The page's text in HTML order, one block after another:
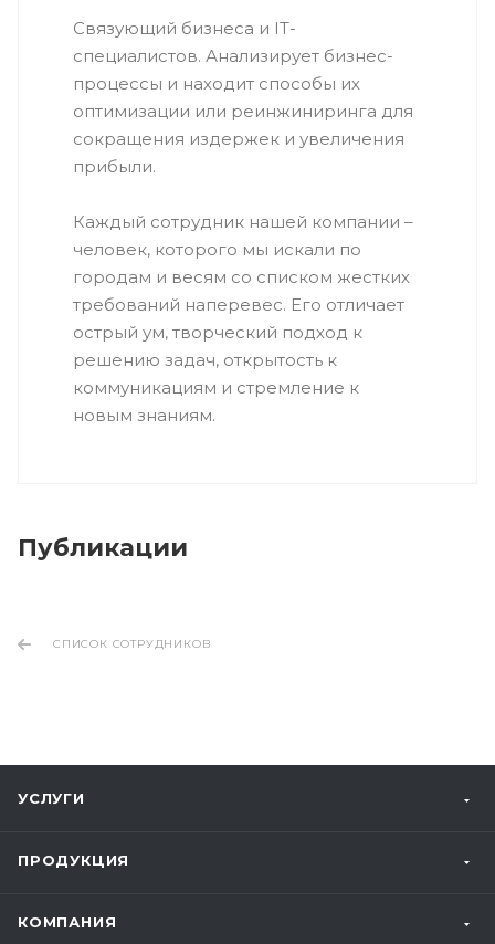
Связующий бизнеса и IT-
специалистов. Анализирует бизнес-
процессы и находит способы их
оптимизации или реинжиниринга для
сокращения издержек и увеличения
прибыли.
Каждый сотрудник нашей компании –
человек, которого мы искали по
городам и весям со списком жестких
требований наперевес. Его отличает
острый ум, творческий подход к
решению задач, открытость к
коммуникациям и стремление к
новым знаниям.
Публикации
СПИСОК СОТРУДНИКОВ
УСЛУГИ
ПРОДУКЦИЯ
КОМПАНИЯ